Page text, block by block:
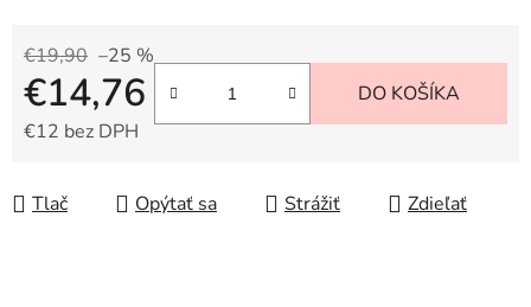
€19,90 –25 %
€14,76
€12 bez DPH
DO KOŠÍKA
Tlač Opýtať sa Strážiť Zdieľať